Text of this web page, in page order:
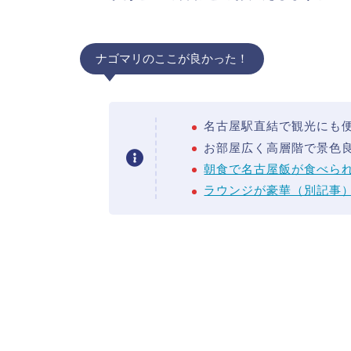
ナゴマリのここが良かった！
名古屋駅直結で観光にも
お部屋広く高層階で景色
朝食で名古屋飯が食べら
ラウンジが豪華（別記事）